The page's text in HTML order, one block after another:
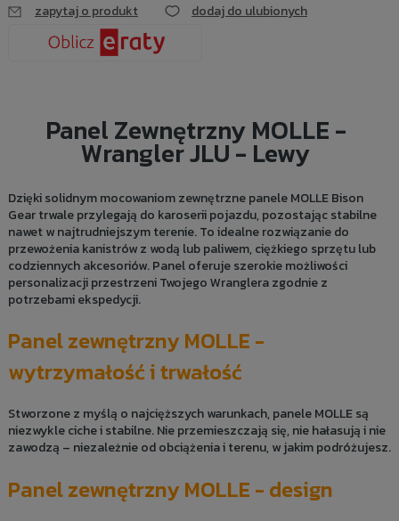
zapytaj o produkt dodaj do ulubionych
Panel Zewnętrzny MOLLE -
Wrangler JLU - Lewy
Dzięki solidnym mocowaniom zewnętrzne panele MOLLE Bison
Gear trwale przylegają do karoserii pojazdu, pozostając stabilne
nawet w najtrudniejszym terenie. To idealne rozwiązanie do
przewożenia kanistrów z wodą lub paliwem, ciężkiego sprzętu lub
codziennych akcesoriów. Panel oferuje szerokie możliwości
personalizacji przestrzeni Twojego Wranglera zgodnie z
potrzebami ekspedycji.
Panel zewnętrzny MOLLE -
wytrzymałość i trwałość
Stworzone z myślą o najcięższych warunkach, panele MOLLE są
niezwykle ciche i stabilne. Nie przemieszczają się, nie hałasują i nie
zawodzą – niezależnie od obciążenia i terenu, w jakim podróżujesz.
Panel zewnętrzny MOLLE - design